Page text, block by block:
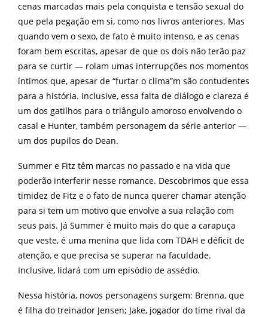
cenas marcadas mais pela conquista e tensão sexual do
que pela pegação em si, como nos livros anteriores. Mas
quando vem o sexo, de fato é muito intenso, e as cenas
foram bem escritas, apesar de que os dois não terão paz
para se curtir — rolam umas interrupções nos momentos
íntimos que, apesar de “furtar o clima”m são contudentes
para a história. Inclusive, essa falta de diálogo e clareza é
um dos gatilhos para o triângulo amoroso envolvendo o
casal e Hunter, também personagem da série anterior —
um dos pupilos do Dean.
Summer e Fitz têm marcas no passado e na vida que
poderão interferir nesse romance. Descobrimos que essa
timidez de Fitz e o fato de nunca querer chamar atenção
para si tem um motivo que envolve a sua relação com
seus pais. Já Summer é muito mais do que a carapuça
que veste, é uma menina que lida com TDAH e déficit de
atenção, e que precisa se superar na faculdade.
Inclusive, lidará com um episódio de assédio.
Nessa história, novos personagens surgem: Brenna, que
é filha do treinador Jensen; Jake, jogador do time rival da